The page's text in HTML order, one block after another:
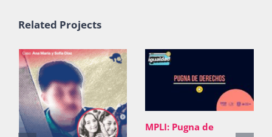
Related Projects
MPLI: Pugna de